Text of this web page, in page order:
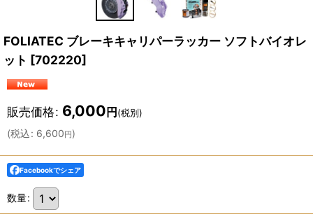
FOLIATEC ブレーキキャリパーラッカー ソフトバイオレ
ット [702220]
販売価格: 6,000円(税別)
(税込: 6,600円)
Facebookでシェア
数量: